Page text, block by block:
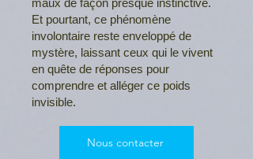
maux de façon presque instinctive.
Et pourtant, ce phénomène
involontaire reste enveloppé de
mystère, laissant ceux qui le vivent
en quête de réponses pour
comprendre et alléger ce poids
invisible.
Nous contacter